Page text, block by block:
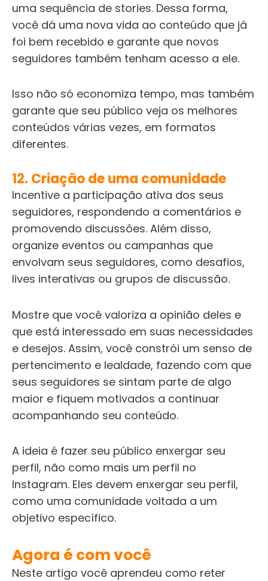
uma sequência de stories. Dessa forma,
você dá uma nova vida ao conteúdo que já
foi bem recebido e garante que novos
seguidores também tenham acesso a ele.
Isso não só economiza tempo, mas também
garante que seu público veja os melhores
conteúdos várias vezes, em formatos
diferentes.
12. Criação de uma comunidade
Incentive a participação ativa dos seus
seguidores, respondendo a comentários e
promovendo discussões. Além disso,
organize eventos ou campanhas que
envolvam seus seguidores, como desafios,
lives interativas ou grupos de discussão.
Mostre que você valoriza a opinião deles e
que está interessado em suas necessidades
e desejos. Assim, você constrói um senso de
pertencimento e lealdade, fazendo com que
seus seguidores se sintam parte de algo
maior e fiquem motivados a continuar
acompanhando seu conteúdo.
A ideia é fazer seu público enxergar seu
perfil, não como mais um perfil no
Instagram. Eles devem enxergar seu perfil,
como uma comunidade voltada a um
objetivo específico.
Agora é com você
Neste artigo você aprendeu como reter